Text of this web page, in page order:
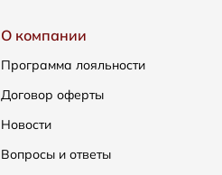
О компании
Программа лояльности
Договор оферты
Новости
Вопросы и ответы